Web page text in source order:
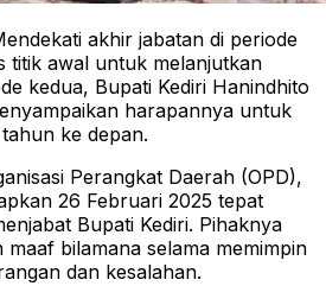
akhir jabatan di periode
titik awal untuk melanjutkan
kedua, Bupati Kediri Hanindhito
harapannya untuk
ke depan.
Perangkat Daerah (OPD),
26 Februari 2025 tepat
Bupati Kediri. Pihaknya
bilamana selama memimpin
dan kesalahan.